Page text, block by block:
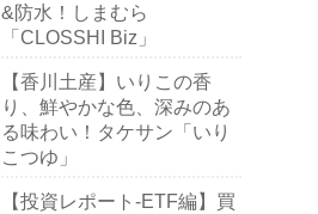
&防水！しまむら
「CLOSSHI Biz」
【香川土産】いりこの香
り、鮮やかな色、深みのあ
る味わい！タケサン「いり
こつゆ」
【投資レポート-ETF編】買